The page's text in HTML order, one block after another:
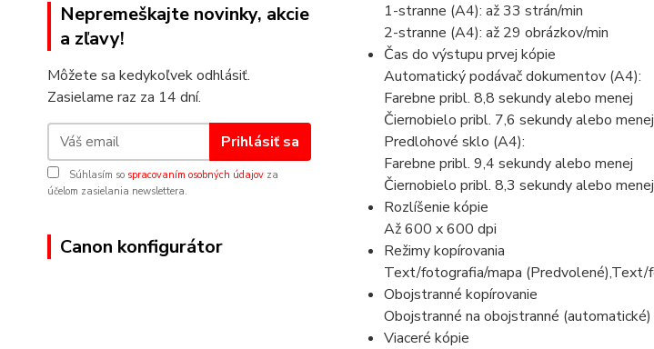
Nepremeškajte novinky, akcie
a zľavy!
Môžete sa kedykoľvek odhlásiť.
Zasielame raz za 14 dní.
Prihlásiť sa
Súhlasím so spracovaním osobných údajov za
účelom zasielania newslettera.
Canon konfigurátor
1-stranne (A4): až 33 strán/min
2-stranne (A4): až 29 obrázkov/min
Čas do výstupu prvej kópie
Automatický podávač dokumentov (A4):
Farebne pribl. 8,8 sekundy alebo menej
Čiernobielo pribl. 7,6 sekundy alebo menej
Predlohové sklo (A4):
Farebne pribl. 9,4 sekundy alebo menej
Čiernobielo pribl. 8,3 sekundy alebo menej
Rozlíšenie kópie
Až 600 x 600 dpi
Režimy kopírovania
Text/fotografia/mapa
Obojstranné kopírovanie
Obojstranné na obojstranné (automatické)
Viaceré kópie